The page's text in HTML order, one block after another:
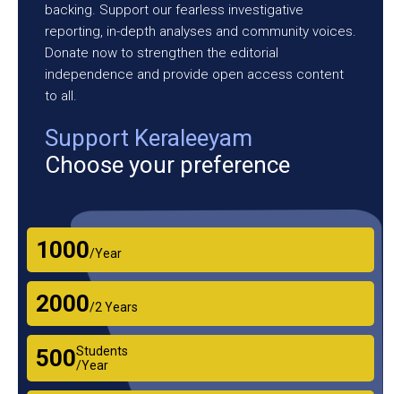
backing. Support our fearless investigative
reporting, in-depth analyses and community voices.
Donate now to strengthen the editorial
independence and provide open access content
to all.
Support Keraleeyam
Choose your preference
₹1000/Year
₹2000/2 Years
₹500Students
/Year